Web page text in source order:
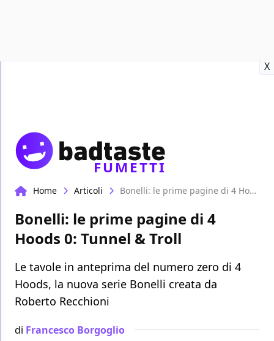
X
FUMETTI
Home Articoli Bonelli: le prime pagine di 4 Hoods 0: Tunnel & Troll
Bonelli: le prime pagine di 4
Hoods 0: Tunnel & Troll
Le tavole in anteprima del numero zero di 4
Hoods, la nuova serie Bonelli creata da
Roberto Recchioni
di Francesco Borgoglio